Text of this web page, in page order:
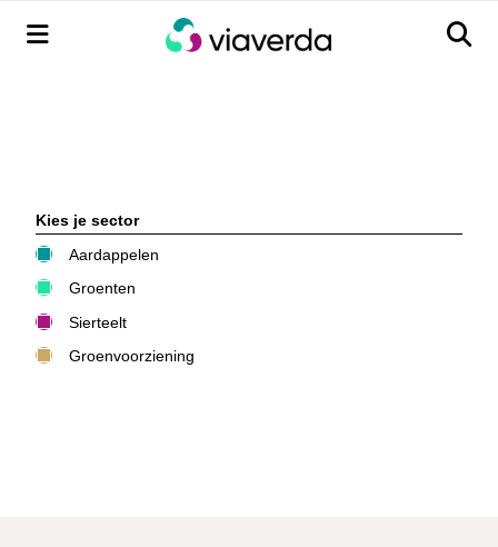
Menu Menu
Kies je sector
Aardappelen
Groenten
Sierteelt
Groenvoorziening